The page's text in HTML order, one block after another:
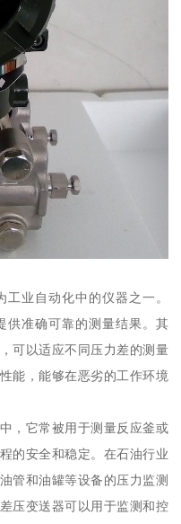
业自动化中的仪器之一。
供准确可靠的测量结果。其
可以适应不同压力差的测量
能，能够在恶劣的工作环境
，它常被用于测量反应釜或
的安全和稳定。在石油行业
管和油罐等设备的压力监测
压变送器可以用于监测和控